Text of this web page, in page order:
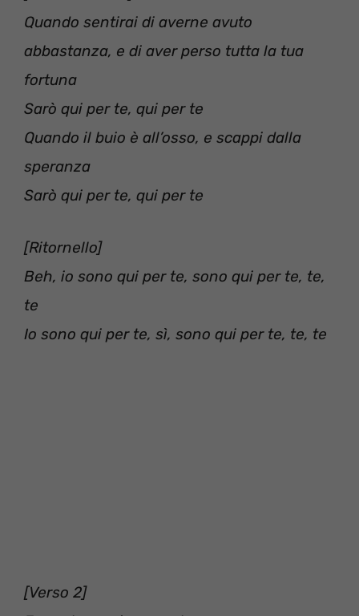
Quando sentirai di averne avuto
abbastanza, e di aver perso tutta la tua
fortuna
Sarò qui per te, qui per te
Quando il buio è all’osso, e scappi dalla
speranza
Sarò qui per te, qui per te
[Ritornello]
Beh, io sono qui per te, sono qui per te, te,
te
Io sono qui per te, sì, sono qui per te, te, te
[Verso 2]